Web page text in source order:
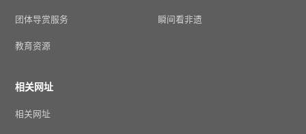
团体导赏服务
教育资源
瞬间看非遗
相关网址
相关网址